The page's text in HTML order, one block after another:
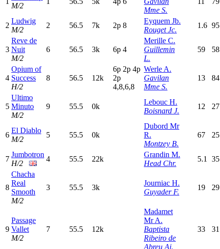
M/2
Mme S.
2
Ludwig
M/2
2 56.5 7k 2p 8
Eyquem Jb.
Rouget Jc.
1.6
3
Reve de
Nuit
M/2
6 56.5 3k 6p 4
Merille C.
Guillemin
L.
59
4
Opium of
Success
H/2
8 56.5 12k
6p 2p 4p
2p
4,8,6,8
Werle A.
Gavilan
Mme S.
13
5
Ultimo
Minuto
M/2
9 55.5 0k
Lebouc H.
Boisnard J.
12
6
El Diablo
M/2
5 55.5 0k
Dubord Mr
R.
Montzey B.
67
7
Jumbotron
H/2
4 55.5 22k
Grandin M.
Head Chr.
5.1
8
Chacha
Real
Smooth
M/2
3 55.5 3k
Journiac H.
Guyader F.
19
9
Passage
Vallet
M/2
7 55.5 12k
Madamet
Mr A.
Baptista
Ribeiro de
Abreu Aj.
33